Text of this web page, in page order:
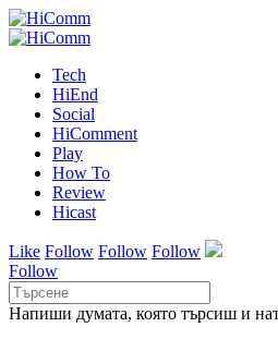
Tech
HiEnd
Social
HiComment
Play
How To
Review
Hicast
Like Follow Follow Follow
Follow
Напиши думата, която търсиш и